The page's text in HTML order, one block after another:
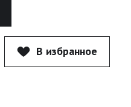
В избранное